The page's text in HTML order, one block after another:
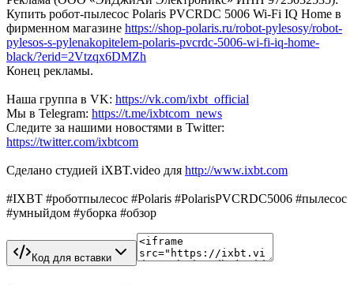
Купить робот-пылесос Polaris PVCRDC 5006 Wi-Fi IQ Home в
фирменном магазине https://shop-polaris.ru/robot-pylesosy/robot-
pylesos-s-pylenakopitelem-polaris-pvcrdc-5006-wi-fi-iq-home-
black/?erid=2Vtzqx6DMZh
Конец рекламы.
Наша группа в VK: https://vk.com/ixbt_official
Мы в Telegram: https://t.me/ixbtcom_news
Следите за нашими новостями в Twitter:
https://twitter.com/ixbtcom
Сделано студией iXBT.video для http://www.ixbt.com
#IXBT #роботпылесос #Polaris #PolarisPVCRDC5006 #пылесос
#умныйдом #уборка #обзор
Код для вставки